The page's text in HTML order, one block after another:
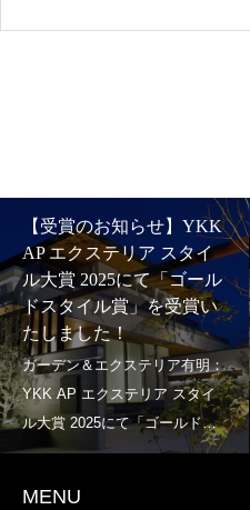
新築エクステリア例 玉
名郡 U様邸 シンプル
モダン外構
MENU